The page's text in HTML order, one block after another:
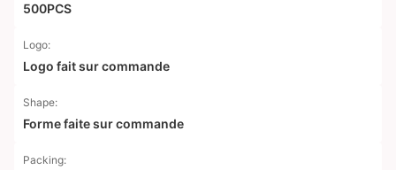
500PCS
Logo:
Logo fait sur commande
Shape:
Forme faite sur commande
Packing: